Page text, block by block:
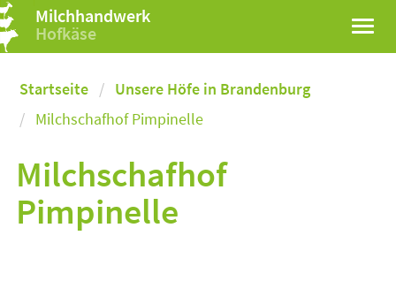
Milchhandwerk
Hofkäse
Startseite
Unsere Höfe in Brandenburg
Milchschafhof Pimpinelle
Milchschafhof
Pimpinelle